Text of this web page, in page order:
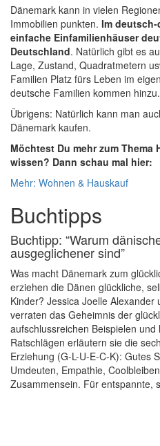
Dänemark kann in vielen
Immobilien punkten. Im
einfache Einfamilienhäuser
Deutschland. Natürlich gibt es
Lage, Zustand, Quadratmetern
Familien Platz fürs Leben im
deutsche Familien kommen hinzu.
Übrigens: Natürlich kann man
Dänemark kaufen.
Möchtest Du mehr zum Thema
wissen? Dann schau mal hier:
Mehr: Wohnen & Hauskauf
Buchtipps
Buchtipp: “Warum
ausgeglichener sind”
Was macht Dänemark zum
erziehen die Dänen glückliche,
Kinder? Jessica Joelle Alexander
verraten das Geheimnis der
aufschlussreichen Beispielen
Ratschlägen erläutern sie die
Erziehung (G-L-U-E-C-K): Gutes
Umdeuten, Empathie,
Zusammensein. Für entspannte,